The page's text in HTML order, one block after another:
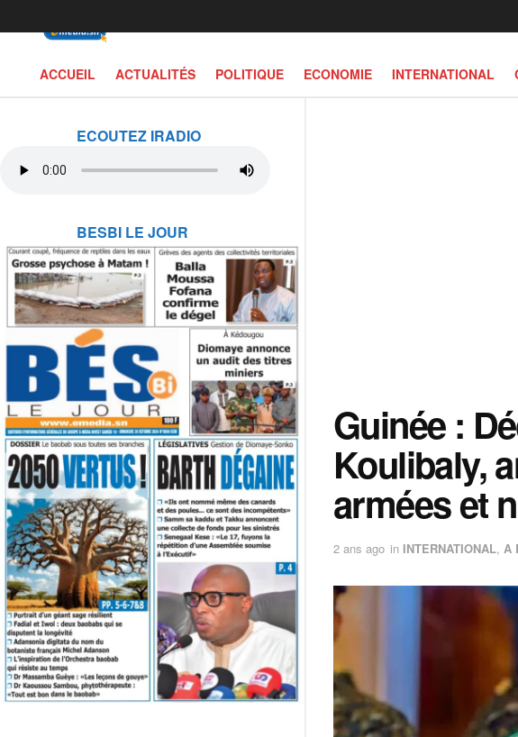
ECOUTEZ IRADIO
BESBI LE JOUR
ACCUEIL ACTUALITÉS POLITIQUE ECONOMIE INTERNATIONAL
Guinée :
Koulibaly,
armées et
2 ans ago in INTERNATIONAL, A